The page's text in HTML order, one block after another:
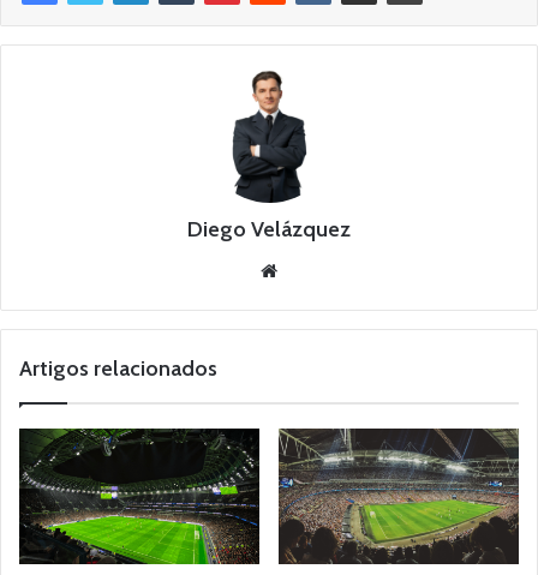
Diego Velázquez
Website
Artigos relacionados